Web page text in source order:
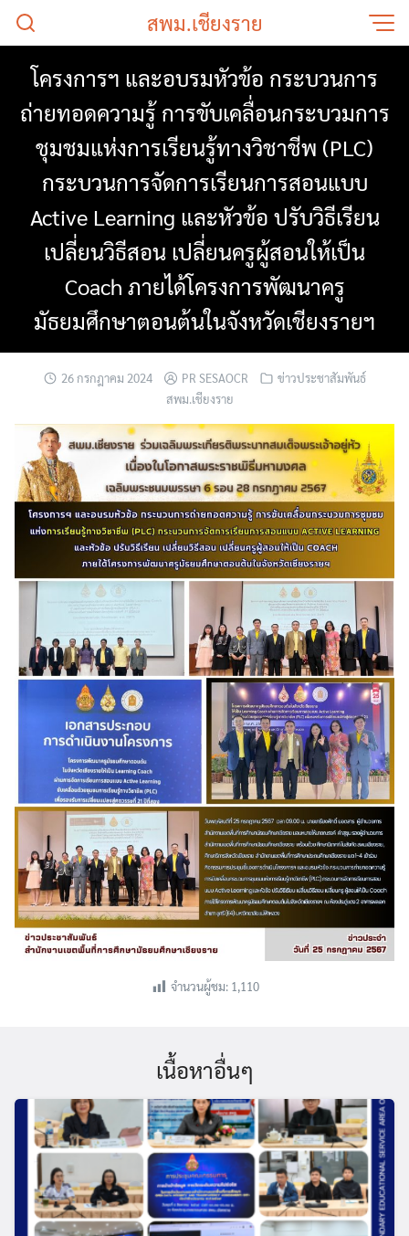
Skip
สพม.เชียงราย
โครงการฯ และอบรมหัวข้อ กระบวนการ
ถ่ายทอดความรู้ การขับเคลื่อนกระบวมการ
ชุมชมแห่งการเรียนรู้ทางวิชาชีพ (PLC)
กระบวนการจัดการเรียนการสอนแบบ
Active Learning และหัวข้อ ปรับวิธีเรียน
เปลี่ยนวิธีสอน เปลี่ยนครูผู้สอนให้เป็น
Coach ภายได้โครงการพัฒนาครู
มัธยมศึกษาตอนต้นในจังหวัดเชียงรายฯ
26 กรกฎาคม 2024 PR SESAOCR
ข่าวประชาสัมพันธ์
สพม.เชียงราย
จำนวนผู้ชม: 1,110
เนื้อหาอื่นๆ